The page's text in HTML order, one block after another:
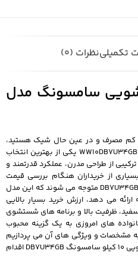
تکمیلینظرات (0)
سامسونگ مدل
کم مصرف و در عین حال شیک هستید،
مطمئنا ماشین لباسشویی سامسونگ WW10DB7U34GB یکی از بهترین انتخاب
از طراحی مدرن، عملکرد قدرتمند و
از خریداران هنگام بررسی قیمت
ماشین لباسشویی 10 کیلو سامسونگ DB7U34GB متوجه می شوند که این مدل
می دهد، ارزش خرید بسیار بالایی
ظرفیت بالا و برنامه های شستشوی
های امروزی به یک گزینه محبوب
مشخصات و ویژگی های آن می پردازیم
تا با اطمینان بیشتری برای خرید لباسشویی 10 کیلو سامسونگ DB7U34GB اقدام